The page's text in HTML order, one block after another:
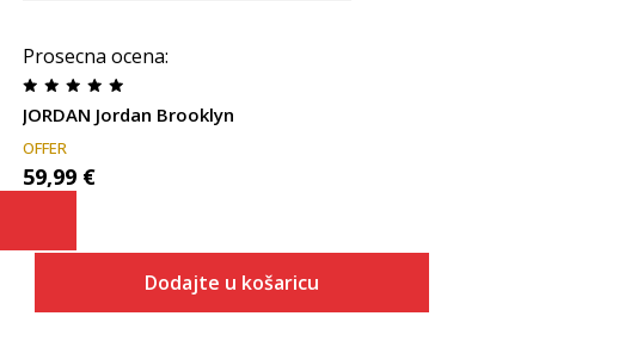
Prosecna ocena:
JORDAN Jordan Brooklyn
OFFER
59,99 €
Dodajte u košaricu